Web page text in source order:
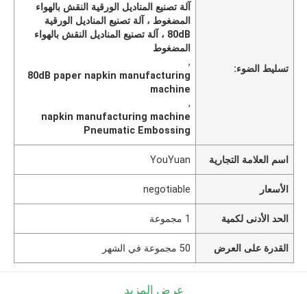
تسليط الضوء:
آلة تصنيع المناديل الورقية النقش بالهواء
المضغوط ، آلة تصنيع المناديل الورقية
80dB ، آلة تصنيع المناديل النقش بالهواء
المضغوط
,
80dB paper napkin manufacturing
machine
,
napkin manufacturing machine
Pneumatic Embossing
اسم العلامة التجارية YouYuan
الأسعار negotiable
الحد الأدنى لكمية 1 مجموعة
القدرة على العرض 50 مجموعة في الشهر
عرض المزيد